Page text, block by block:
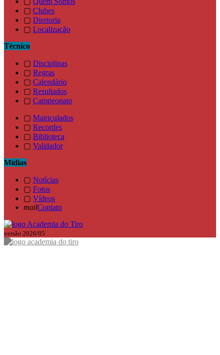
▢ Clubes
▢ Diretoria
▢ Localização
Técnico
▢ Disciplinas
▢ Regras
▢ Calendário
▢ Resultados
▢ Campeonato
▢ Matriculados
▢ Recordes
▢ Biblioteca
▢ Validador
Mídias
▢ Notícias
▢ Fotos
▢ Vídeos
mailContato
versão 2026/05